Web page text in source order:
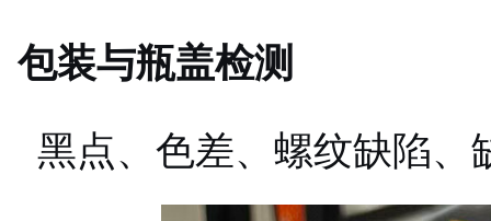
包装与瓶盖检测
黑点、色差、螺纹缺陷、